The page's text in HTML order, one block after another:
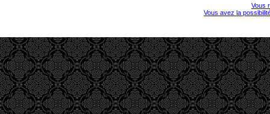
Vous
Vous avez la